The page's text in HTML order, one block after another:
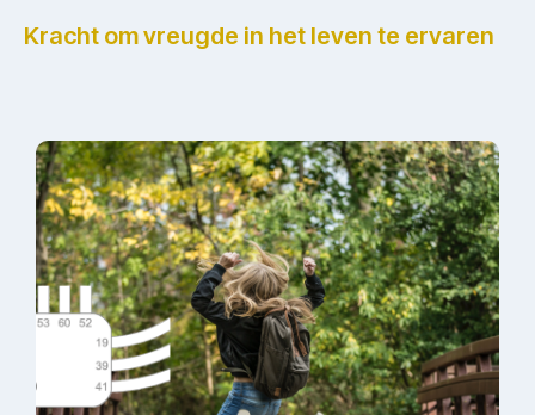
Kracht om vreugde in het leven te ervaren